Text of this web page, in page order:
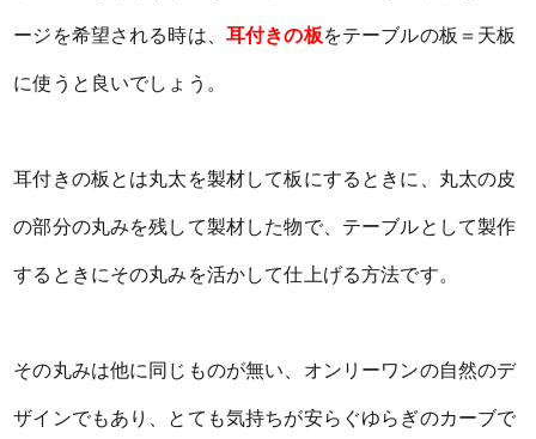
ージを希望される時は、 耳付きの板をテーブルの板＝天板
に使うと良いでしょう。
耳付きの板とは丸太を製材して板にするときに、丸太の皮
の部分の丸みを残して製材した物で、テーブルとして製作
するときにその丸みを活かして仕上げる方法です。
その丸みは他に同じものが無い、オンリーワンの自然のデ
ザインでもあり、とても気持ちが安らぐゆらぎのカーブで